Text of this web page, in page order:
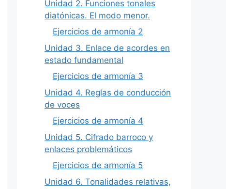
Unidad 2. Funciones tonales
diatónicas. El modo menor.
Ejercicios de armonía 2
Unidad 3. Enlace de acordes en
estado fundamental
Ejercicios de armonía 3
Unidad 4. Reglas de conducción
de voces
Ejercicios de armonía 4
Unidad 5. Cifrado barroco y
enlaces problemáticos
Ejercicios de armonía 5
Unidad 6. Tonalidades relativas,